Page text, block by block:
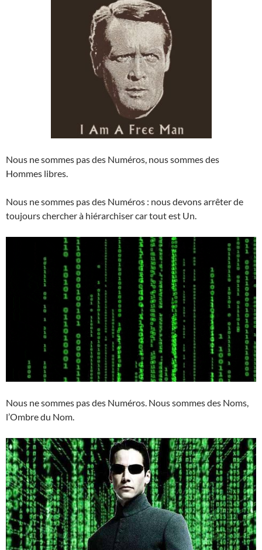
Nous ne sommes pas des Numéros, nous sommes des
Hommes libres.
Nous ne sommes pas des Numéros : nous devons arrêter de
toujours chercher à hiérarchiser car tout est Un.
Nous ne sommes pas des Numéros. Nous sommes des Noms,
l’Ombre du Nom.